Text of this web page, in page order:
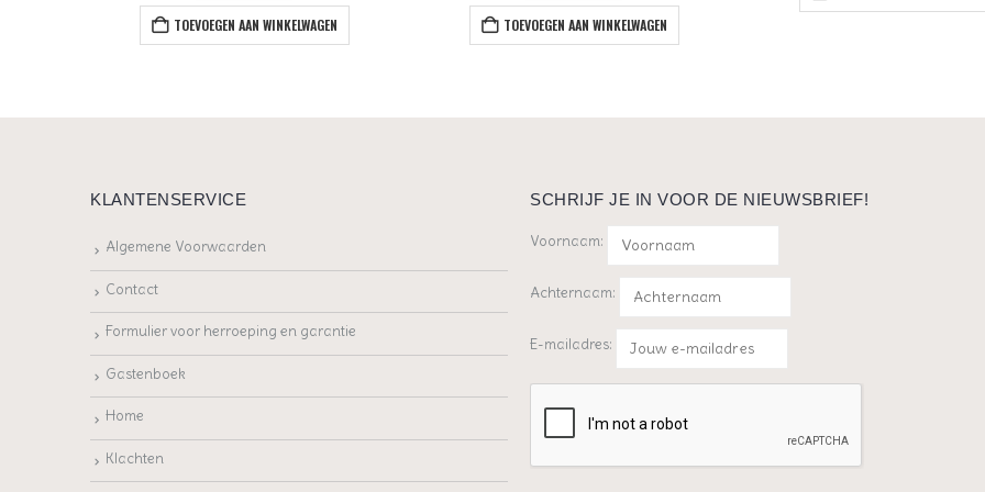
TOEVOEGEN AAN WINKELWAGEN TOEVOEGEN AAN WINKELWAGEN
KLANTENSERVICE
Algemene Voorwaarden
Contact
Formulier voor herroeping en garantie
Gastenboek
Home
Klachten
SCHRIJF JE IN VOOR DE NIEUWSBRIEF!
Voornaam:
Achternaam:
E-mailadres: